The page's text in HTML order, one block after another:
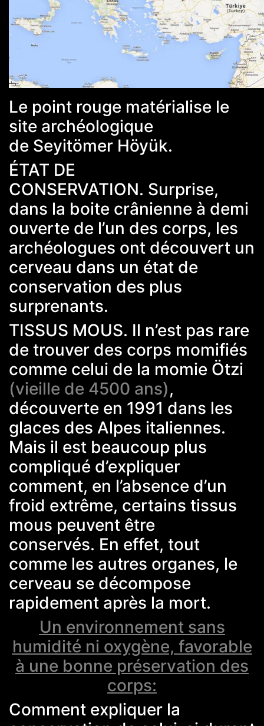
Le point rouge matérialise le
site archéologique
de Seyitömer Höyük.
ÉTAT DE
CONSERVATION. Surprise,
dans la boite crânienne à demi
ouverte de l’un des corps, les
archéologues ont découvert un
cerveau dans un état de
conservation des plus
surprenants.
TISSUS MOUS. Il n’est pas rare
de trouver des corps momifiés
comme celui de la momie Ötzi
(vieille de 4500 ans),
découverte en 1991 dans les
glaces des Alpes italiennes.
Mais il est beaucoup plus
compliqué d’expliquer
comment, en l’absence d’un
froid extrême, certains tissus
mous peuvent être
conservés. En effet, tout
comme les autres organes, le
cerveau se décompose
rapidement après la mort.
Un environnement sans
humidité ni oxygène, favorable
à une bonne préservation des
corps:
Comment expliquer la